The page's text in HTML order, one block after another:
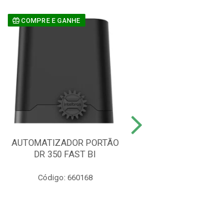
COMPRE E GANHE
AUTOMATIZADOR PORTÃO
DR 350 FAST BI
Código: 660168